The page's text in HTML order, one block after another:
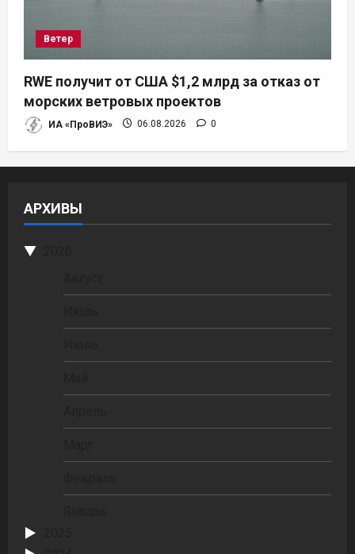
Ветер
RWE получит от США $1,2 млрд за отказ от
морских ветровых проектов
ИА «ПроВИЭ» 06.08.2026 0
АРХИВЫ